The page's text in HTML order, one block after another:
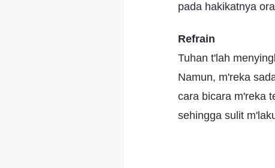
pada hakikatnya
Refrain
Tuhan t'lah
Namun, m'reka
cara bicara m'reka
sehingga sulit